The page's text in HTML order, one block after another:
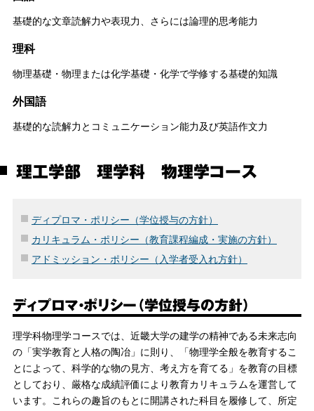
基礎的な文章読解力や表現力、さらには論理的思考能力
理科
物理基礎・物理または化学基礎・化学で学修する基礎的知識
外国語
基礎的な読解力とコミュニケーション能力及び英語作文力
理工学部 理学科 物理学コース
ディプロマ・ポリシー（学位授与の方針）
カリキュラム・ポリシー（教育課程編成・実施の方針）
アドミッション・ポリシー（入学者受入れ方針）
ディプロマ・ポリシー（学位授与の方針）
理学科物理学コースでは、近畿大学の建学の精神である未来志向
の「実学教育と人格の陶冶」に則り、「物理学全般を教育するこ
とによって、科学的な物の見方、考え方を育てる」を教育の目標
としており、厳格な成績評価により教育カリキュラムを運営して
います。これらの趣旨のもとに開講された科目を履修して、所定